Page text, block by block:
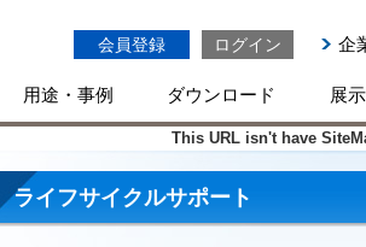
会員登録 ログイン 企
用途・事例 ダウンロード 展
This URL isn't have
ライフサイクルサポート